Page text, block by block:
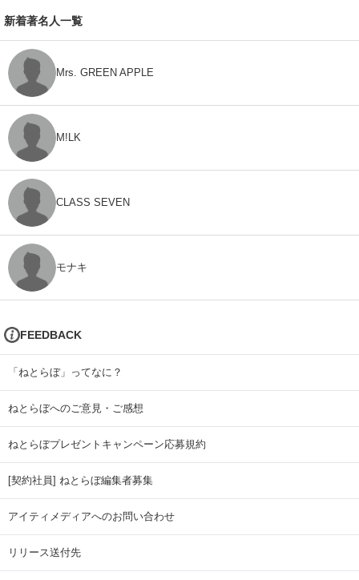
新着著名人一覧
Mrs. GREEN APPLE
M!LK
CLASS SEVEN
モナキ
FEEDBACK
「ねとらぼ」ってなに？
ねとらぼへのご意見・ご感想
ねとらぼプレゼントキャンペーン応募規約
[契約社員] ねとらぼ編集者募集
アイティメディアへのお問い合わせ
リリース送付先